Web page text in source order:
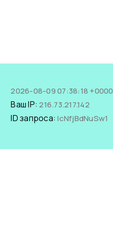
2026-08-09 07:38:18 +0000
Ваш IP:216.73.217.142
ID запроса:IcNfjBdNuSw1